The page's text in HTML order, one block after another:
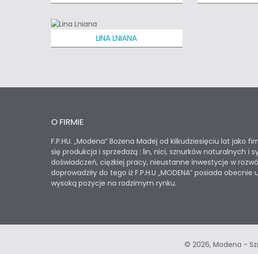
LINA LNIANA
O FIRMIE
F.P.HU. „Modena” Bożena Madej od kilkudziesięciu lat jako
się produkcja i sprzedażą : lin, nici, sznurków naturalnych i
doświadczeń, ciężkiej pracy, nieustanne inwestycje w
doprowadziły do tego iż F.P.H.U „MODENA” posiada
wysoką pozycje na rodzimym rynku.
© 2026, Modena -